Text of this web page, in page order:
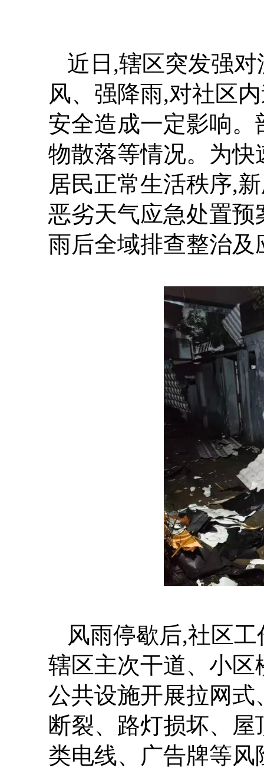
近日,辖区突发强
风、强降雨,对社区
安全造成一定影响
物散落等情况。为
居民正常生活秩序,
恶劣天气应急处置
雨后全域排查整治及
风雨停歇后,社区
辖区主次干道、小
公共设施开展拉网
断裂、路灯损坏、
类电线、广告牌等